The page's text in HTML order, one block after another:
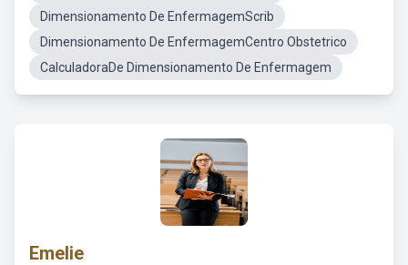
Dimensionamento De EnfermagemScrib
Dimensionamento De EnfermagemCentro Obstetrico
CalculadoraDe Dimensionamento De Enfermagem
Emelie